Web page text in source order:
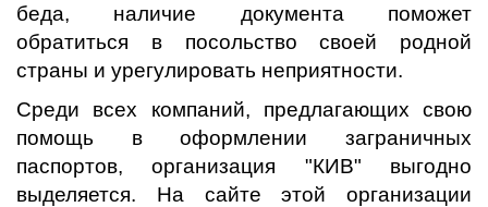
беда, наличие документа поможет
обратиться в посольство своей родной
страны и урегулировать неприятности.
Среди всех компаний, предлагающих свою
помощь в оформлении заграничных
паспортов, организация "КИВ" выгодно
выделяется. На сайте этой организации